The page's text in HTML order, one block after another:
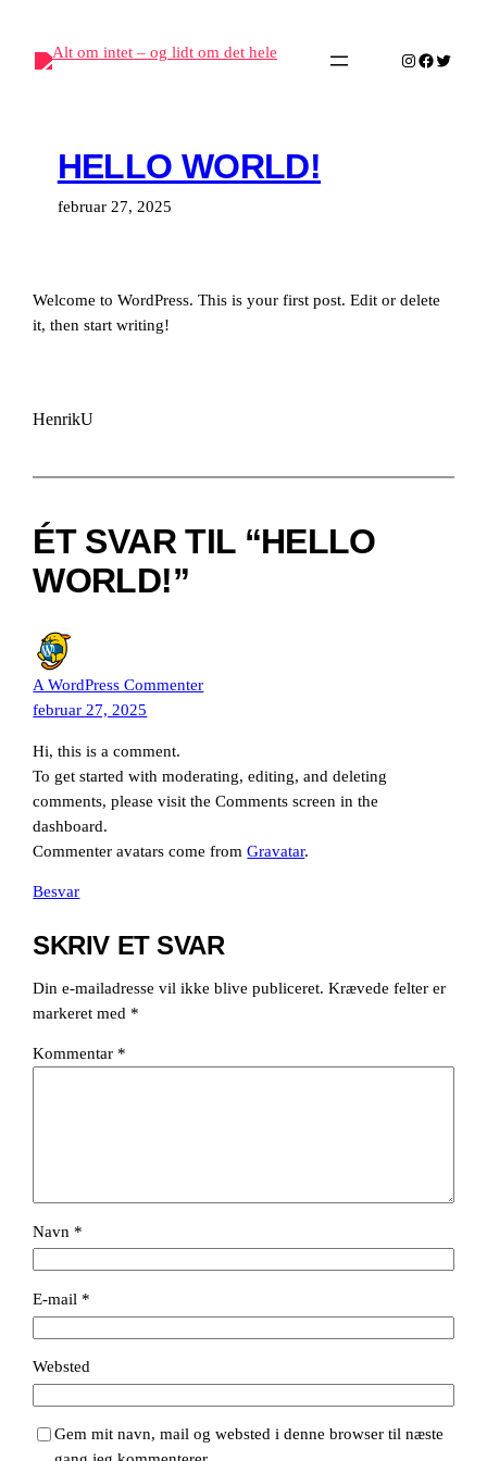
indhold
Instagram
Facebook
Twitter
HELLO WORLD!
februar 27, 2025
Welcome to WordPress. This is your first post. Edit or delete
it, then start writing!
HenrikU
ÉT SVAR TIL “HELLO
WORLD!”
A WordPress Commenter
februar 27, 2025
Hi, this is a comment.
To get started with moderating, editing, and deleting
comments, please visit the Comments screen in the
dashboard.
Commenter avatars come fromGravatar.
Besvar
SKRIV ET SVAR
Din e-mailadresse vil ikke blive publiceret. Krævede felter er
markeret med *
Kommentar *
Navn *
E-mail *
Websted
Gem mit navn, mail og websted i denne browser til næste